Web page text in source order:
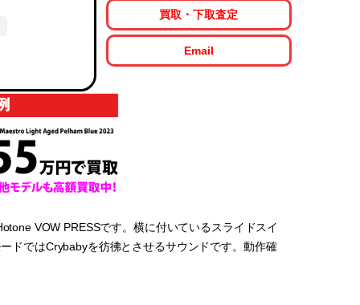
買取・下取査定
Email
VOW PRESSです。横に付いているスライドスイ
ドではCrybabyを彷彿とさせるサウンドです。動作確